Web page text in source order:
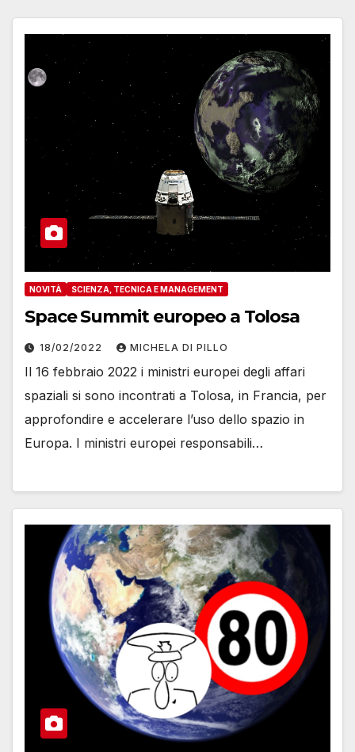
NOVITÀ SCIENZA, TECNICA E MANAGEMENT
Space Summit europeo a Tolosa
18/02/2022 MICHELA DI PILLO
Il 16 febbraio 2022 i ministri europei degli affari
spaziali si sono incontrati a Tolosa, in Francia, per
approfondire e accelerare l’uso dello spazio in
Europa. I ministri europei responsabili…